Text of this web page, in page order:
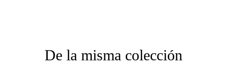
De la misma colección